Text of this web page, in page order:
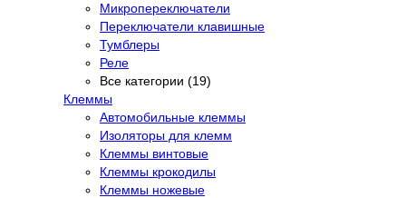
Микропереключатели
Переключатели клавишные
Тумблеры
Реле
Все категории (19)
Клеммы
Автомобильные клеммы
Изоляторы для клемм
Клеммы винтовые
Клеммы крокодилы
Клеммы ножевые